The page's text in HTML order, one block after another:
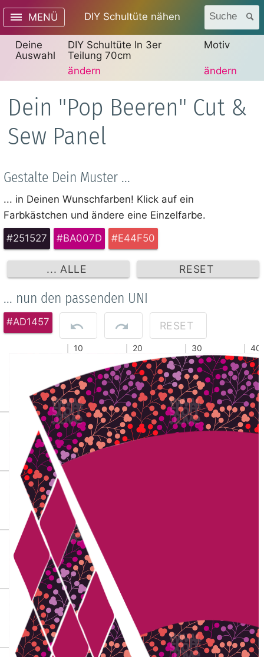
MENÜ DIY Schultüte nähen Suche
Deine
Auswahl
DIY Schultüte In 3er
Teilung 70cm
ändern
Motiv
ändern
Dein "Pop Beeren" Cut &
Sew Panel
Gestalte Dein Muster ...
... in Deinen Wunschfarben! Klick auf ein
Farbkästchen und ändere eine Einzelfarbe.
#251527
#BA007D #E44F50
... ALLE RESET
... nun den passenden UNI
#AD1457 RESET